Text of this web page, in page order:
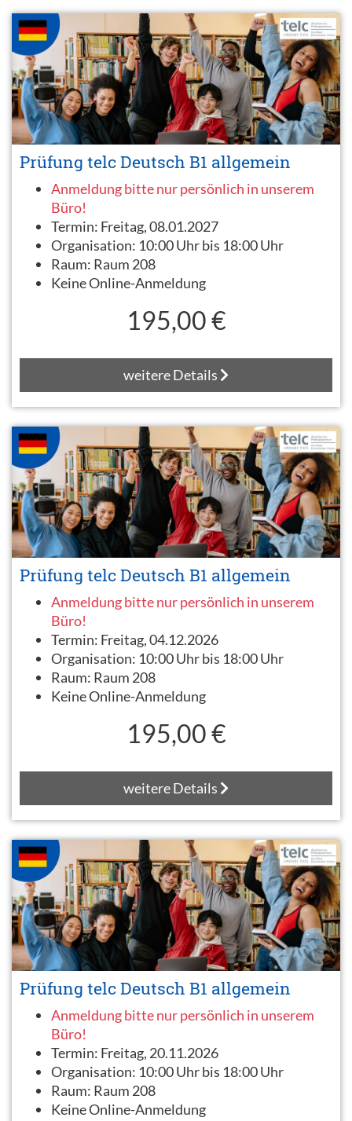
Prüfung telc Deutsch B1 allgemein
Anmeldung bitte nur persönlich in unserem
Büro!
Termin: Freitag, 08.01.2027
Organisation: 10:00 Uhr bis 18:00 Uhr
Raum: Raum 208
Keine Online-Anmeldung
195,00 €
weitere Details
Prüfung telc Deutsch B1 allgemein
Anmeldung bitte nur persönlich in unserem
Büro!
Termin: Freitag, 04.12.2026
Organisation: 10:00 Uhr bis 18:00 Uhr
Raum: Raum 208
Keine Online-Anmeldung
195,00 €
weitere Details
Prüfung telc Deutsch B1 allgemein
Anmeldung bitte nur persönlich in unserem
Büro!
Termin: Freitag, 20.11.2026
Organisation: 10:00 Uhr bis 18:00 Uhr
Raum: Raum 208
Keine Online-Anmeldung